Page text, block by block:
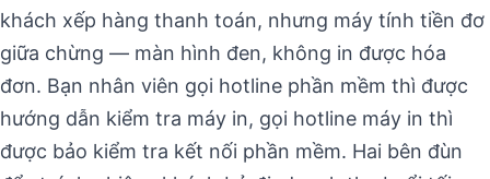
khách xếp hàng thanh toán, nhưng máy tính tiền đơ
giữa chừng — màn hình đen, không in được hóa
đơn. Bạn nhân viên gọi hotline phần mềm thì được
hướng dẫn kiểm tra máy in, gọi hotline máy in thì
được bảo kiểm tra kết nối phần mềm. Hai bên đùn